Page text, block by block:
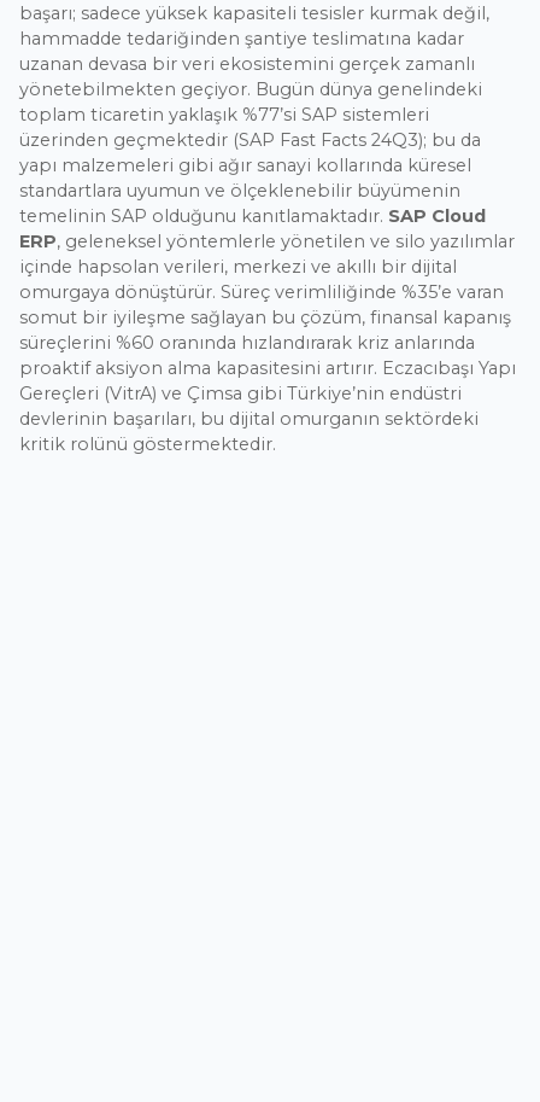
başarı; sadece yüksek kapasiteli tesisler kurmak değil,
hammadde tedariğinden şantiye teslimatına kadar
uzanan devasa bir veri ekosistemini gerçek zamanlı
yönetebilmekten geçiyor. Bugün dünya genelindeki
toplam ticaretin yaklaşık %77’si SAP sistemleri
üzerinden geçmektedir (SAP Fast Facts 24Q3); bu da
yapı malzemeleri gibi ağır sanayi kollarında küresel
standartlara uyumun ve ölçeklenebilir büyümenin
temelinin SAP olduğunu kanıtlamaktadır. SAP Cloud
ERP, geleneksel yöntemlerle yönetilen ve silo yazılımlar
içinde hapsolan verileri, merkezi ve akıllı bir dijital
omurgaya dönüştürür. Süreç verimliliğinde %35’e varan
somut bir iyileşme sağlayan bu çözüm, finansal kapanış
süreçlerini %60 oranında hızlandırarak kriz anlarında
proaktif aksiyon alma kapasitesini artırır. Eczacıbaşı Yapı
Gereçleri (VitrA) ve Çimsa gibi Türkiye’nin endüstri
devlerinin başarıları, bu dijital omurganın sektördeki
kritik rolünü göstermektedir.